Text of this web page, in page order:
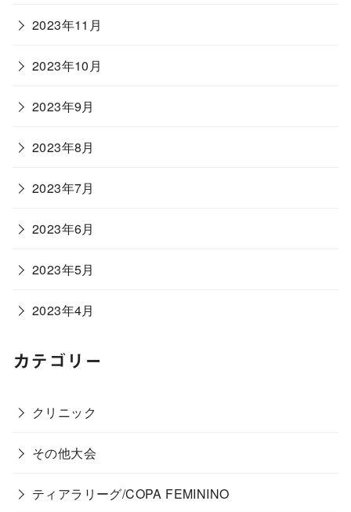
2023年11月
2023年10月
2023年9月
2023年8月
2023年7月
2023年6月
2023年5月
2023年4月
カテゴリー
クリニック
その他大会
ティアラリーグ/COPA FEMININO